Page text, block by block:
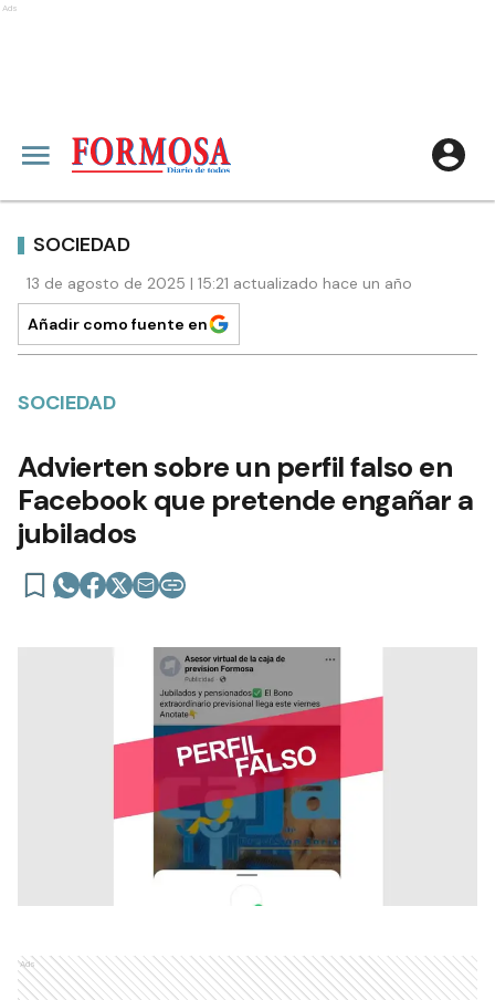
Ads
SOCIEDAD
13 de agosto de 2025 | 15:21 actualizado hace un año
Añadir como fuente en
SOCIEDAD
Advierten sobre un perfil falso en
Facebook que pretende engañar a
jubilados
Ads